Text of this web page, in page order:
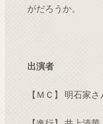
がだろうか。
出演者
【ＭＣ】 明石家さ